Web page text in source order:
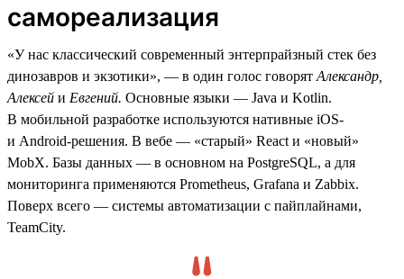
самореализация
«У нас классический современный энтерпрайзный стек без
динозавров и экзотики», — в один голос говорят Александр,
Алексей и Евгений. Основные языки — Java и Kotlin.
В мобильной разработке используются нативные iOS-
и Android-решения. В вебе — «старый» React и «новый»
MobX. Базы данных — в основном на PostgreSQL, а для
мониторинга применяются Prometheus, Grafana и Zabbix.
Поверх всего — системы автоматизации с пайплайнами,
TeamCity.